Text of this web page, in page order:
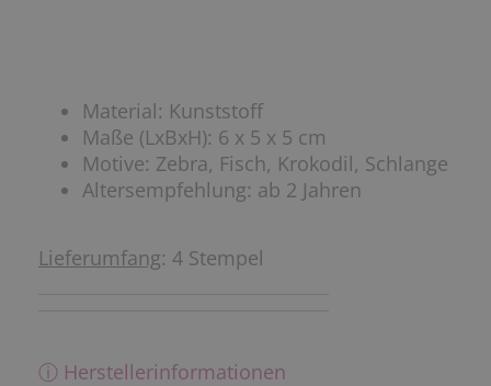
Material: Kunststoff
Maße (LxBxH): 6 x 5 x 5 cm
Motive: Zebra, Fisch, Krokodil, Schlange
Altersempfehlung: ab 2 Jahren
Lieferumfang: 4 Stempel
ⓘ Herstellerinformationen